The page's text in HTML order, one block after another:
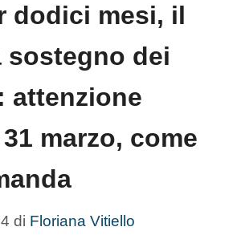
dodici mesi, il
sostegno dei
attenzione
marzo, come
di Floriana Vitiello